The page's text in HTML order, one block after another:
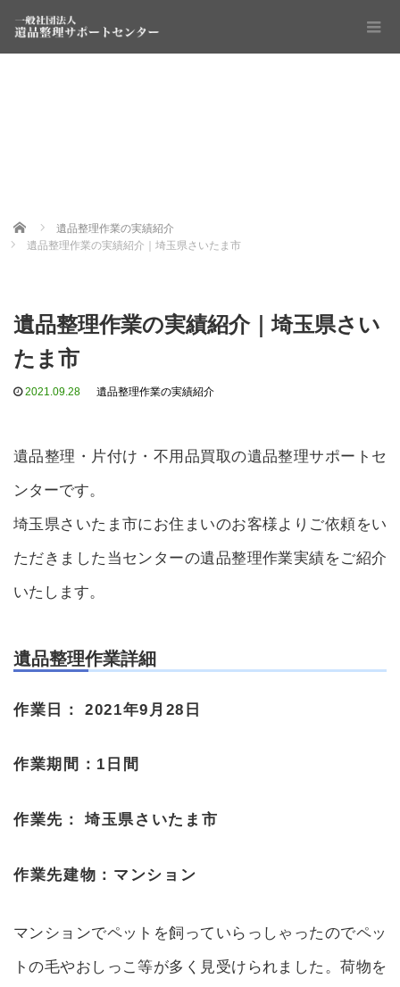
Home
遺品整理作業の実績紹介
遺品整理作業の実績紹介｜埼玉県さいたま市
遺品整理作業の実績紹介｜埼玉県さい
たま市
2021.09.28 遺品整理作業の実績紹介
遺品整理・片付け・不用品買取の遺品整理サポートセ
ンターです。
埼玉県さいたま市にお住まいのお客様よりご依頼をい
ただきました当センターの遺品整理作業実績をご紹介
いたします。
遺品整理作業詳細
作業日： 2021年9月28日
作業期間： 1日間
作業先： 埼玉県さいたま市
作業先建物： マンション
マンションでペットを飼っていらっしゃったのでペッ
トの毛やおしっこ等が多く見受けられました。荷物を